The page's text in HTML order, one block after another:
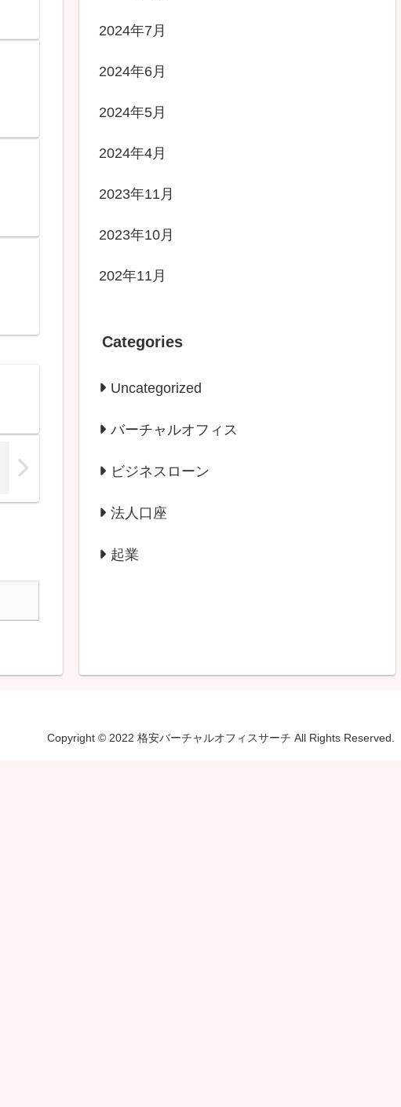
2024年7月
2024年6月
2024年5月
2024年4月
2023年11月
2023年10月
202年11月
Categories
Uncategorized
バーチャルオフィス
ビジネスローン
法人口座
起業
Copyright © 2022 格安バーチャルオフィスサーチ All Rights Reserved.